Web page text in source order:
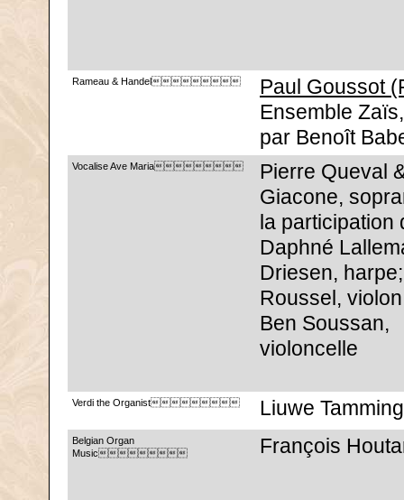
Rameau & Handel
Paul Goussot
Ensemble
par Benoît
Vocalise Ave Maria
Pierre Queval
Giacone,
la participation
Daphné
Driesen,
Roussel,
Ben Soussan,
violoncelle
Verdi the Organist Liuwe
Belgian Organ
Music
François